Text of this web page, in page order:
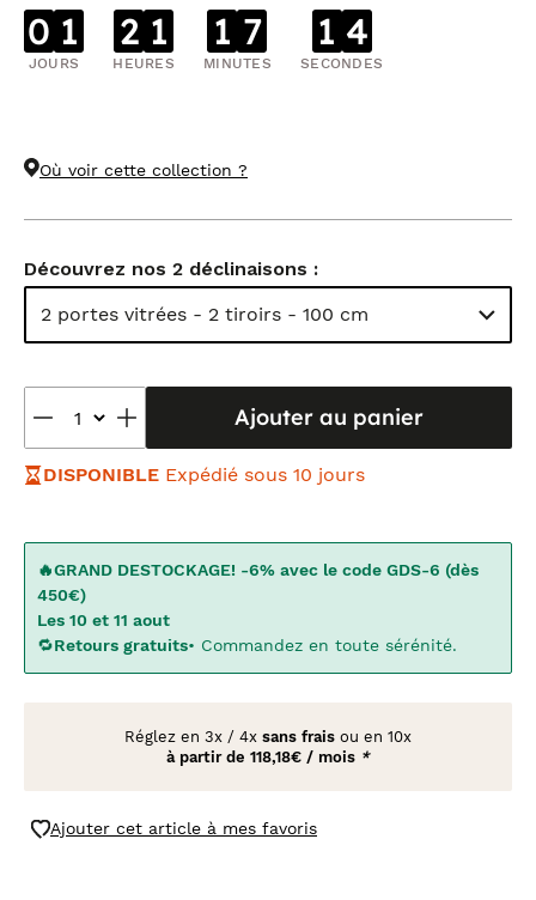
0 1
JOURS
2 1
HEURES
1 7
MINUTES
1 3
SECONDES
Où voir cette collection ?
Découvrez nos 2 déclinaisons :
2 portes vitrées - 2 tiroirs - 100 cm
Ajouter au panier
DISPONIBLE Expédié sous 10 jours
🔥GRAND DESTOCKAGE! -6% avec le code GDS-6 (dès
450€)
Les 10 et 11 aout
🔁Retours gratuits• Commandez en toute sérénité.
Réglez en 3x / 4x sans frais ou en 10x
à partir de 118,18€ / mois *
Ajouter cet article à mes favoris